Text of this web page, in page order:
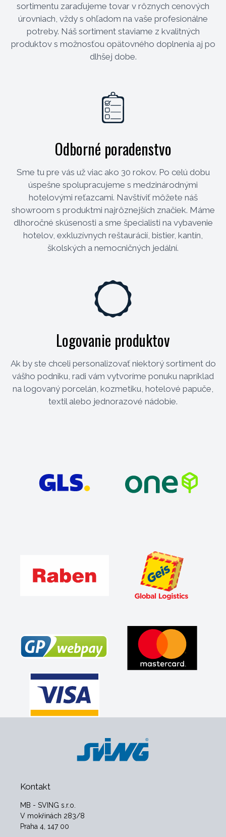
sortimentu zaraďujeme tovar v rôznych cenových
úrovniach, vždy s ohľadom na vaše profesionálne
potreby. Náš sortiment staviame z kvalitných
produktov s možnosťou opätovného doplnenia aj po
dlhšej dobe.
Odborné poradenstvo
Sme tu pre vás už viac ako 30 rokov. Po celú dobu
úspešne spolupracujeme s medzinárodnými
hotelovými reťazcami. Navštíviť môžete náš
showroom s produktmi najrôznejších značiek. Máme
dlhoročné skúsenosti a sme špecialisti na vybavenie
hotelov, exkluzívnych reštaurácií, bistier, kantín,
školských a nemocničných jedální.
Logovanie produktov
Ak by ste chceli personalizovať niektorý sortiment do
vášho podniku, radi vám vytvoríme ponuku napríklad
na logovaný porcelán, kozmetiku, hotelové papuče,
textil alebo jednorazové nádobie.
Kontakt
MB - SVING s.r.o.
V mokřinách 283/8
Praha 4, 147 00